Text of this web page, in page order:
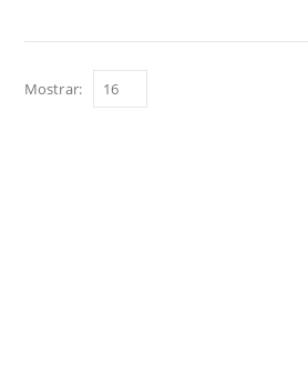
Mostrar: